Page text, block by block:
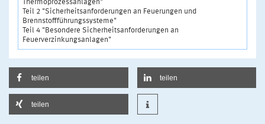
Thermoprozessanlagen"
Teil 2 "Sicherheitsanforderungen an Feuerungen und
Brennstoffführungssysteme"
Teil 4 "Besondere Sicherheitsanforderungen an
Feuerverzinkungsanlagen"
teilen teilen
teilen